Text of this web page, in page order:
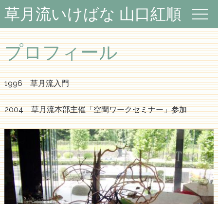
草月流いけばな 山口紅順
プロフィール
1996 草月流入門
2004 草月流本部主催「空間ワークセミナー」参加